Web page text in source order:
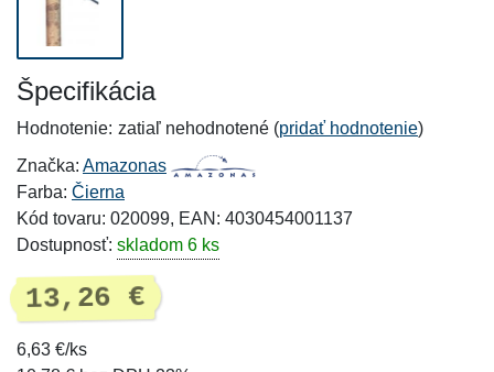
Špecifikácia
Hodnotenie: zatiaľ nehodnotené (pridať hodnotenie)
Značka: Amazonas
Farba: Čierna
Kód tovaru: 020099, EAN: 4030454001137
Dostupnosť: skladom 6 ks
13,26 €
6,63 €/ks